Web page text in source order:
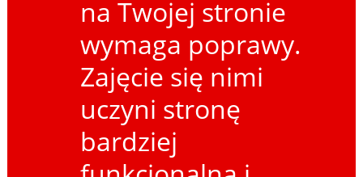
na Twojej stronie
wymaga poprawy.
Zajęcie się nimi
uczyni stronę
bardziej